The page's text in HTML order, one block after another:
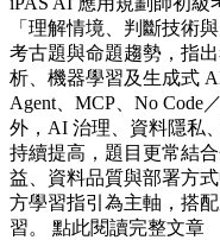
「理解情境、判斷技術
考古題與命題趨勢，指
析、機器學習及生成式
Agent、MCP、No Code
外，AI 治理、資料隱私
持續提高，題目更常結
益、資料品質與部署方
方學習指引為主軸，搭
習。 點此閱讀完整文章